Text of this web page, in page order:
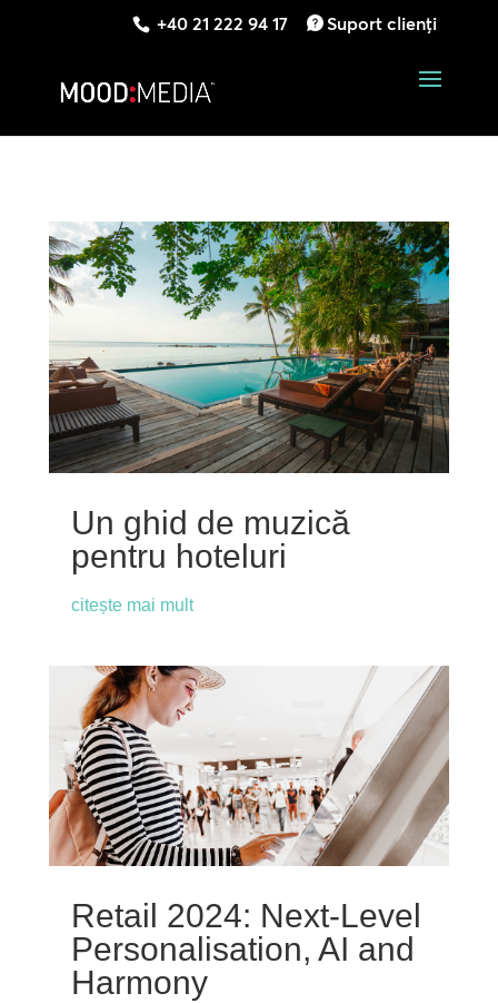
+40 21 222 94 17 Suport clienți
Un ghid de muzică
pentru hoteluri
citește mai mult
Retail 2024: Next-Level
Personalisation, AI and
Harmony